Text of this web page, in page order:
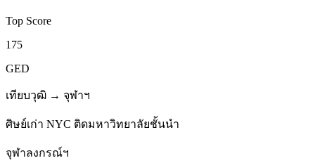
Top Score
175
GED
เทียบวุฒิ → จุฬาฯ
ศิษย์เก่า NYC ติดมหาวิทยาลัยชั้นนำ
จุฬาลงกรณ์ฯ